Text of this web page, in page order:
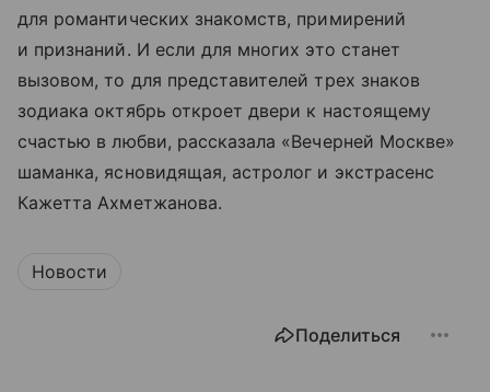
для романтических знакомств, примирений
и признаний. И если для многих это станет
вызовом, то для представителей трех знаков
зодиака октябрь откроет двери к настоящему
счастью в любви, рассказала «Вечерней Москве»
шаманка, ясновидящая, астролог и экстрасенс
Кажетта Ахметжанова.
Новости
Поделиться